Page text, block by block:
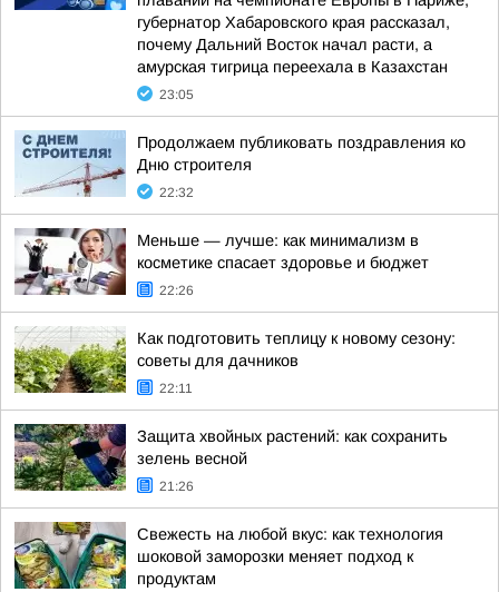
губернатор Хабаровского края рассказал,
почему Дальний Восток начал расти, а
амурская тигрица переехала в Казахстан
23:05
Продолжаем публиковать поздравления ко
Дню строителя
22:32
Меньше — лучше: как минимализм в
косметике спасает здоровье и бюджет
22:26
Как подготовить теплицу к новому сезону:
советы для дачников
22:11
Защита хвойных растений: как сохранить
зелень весной
21:26
Свежесть на любой вкус: как технология
шоковой заморозки меняет подход к
продуктам